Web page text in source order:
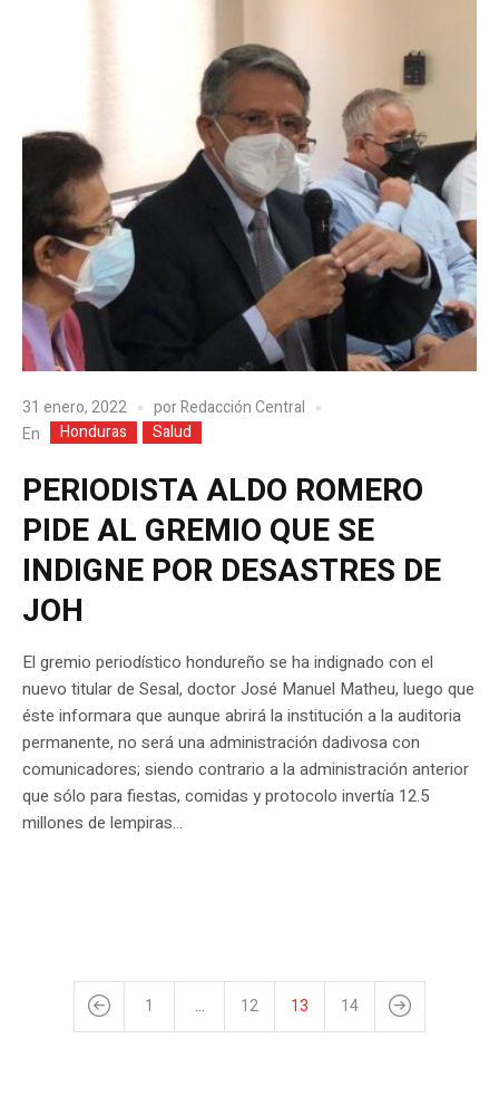
31 enero, 2022 porRedacción Central
En
Honduras Salud
PERIODISTA ALDO ROMERO
PIDE AL GREMIO QUE SE
INDIGNE POR DESASTRES DE
JOH
El gremio periodístico hondureño se ha indignado con el
nuevo titular de Sesal, doctor José Manuel Matheu, luego que
éste informara que aunque abrirá la institución a la auditoria
permanente, no será una administración dadivosa con
comunicadores; siendo contrario a la administración anterior
que sólo para fiestas, comidas y protocolo invertía 12.5
millones de lempiras...
1 … 12 13 14